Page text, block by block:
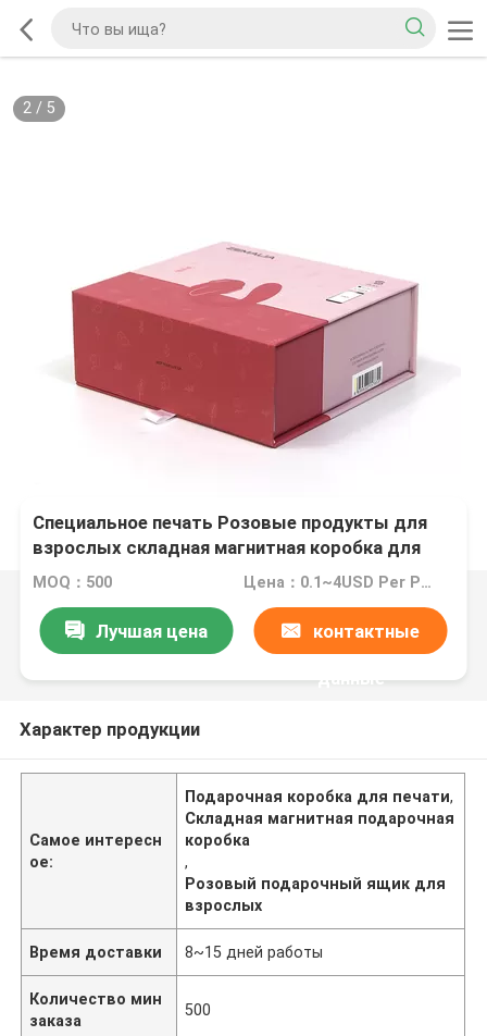
2/ 5
Специальное печать Розовые продукты для
взрослых складная магнитная коробка для
подарков с окнами
MOQ：500 Цена：0.1~4USD Per Pcs
Лучшая цена контактные
данные
Характер продукции
Самое интересн
ое:
Подарочная коробка для печати,
Складная магнитная подарочная
коробка
,
Розовый подарочный ящик для
взрослых
Время доставки 8~15 дней работы
Количество мин
заказа
500